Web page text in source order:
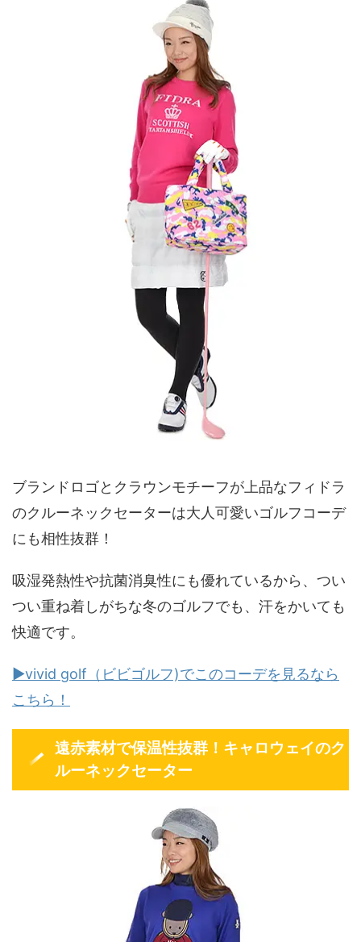
ブランドロゴとクラウンモチーフが上品なフィドラ
のクルーネックセーターは大人可愛いゴルフコーデ
にも相性抜群！
吸湿発熱性や抗菌消臭性にも優れているから、つい
つい重ね着しがちな冬のゴルフでも、汗をかいても
快適です。
▶vivid golf（ビビゴルフ)でこのコーデを見るなら
こちら！
遠赤素材で保温性抜群！キャロウェイのク
ルーネックセーター